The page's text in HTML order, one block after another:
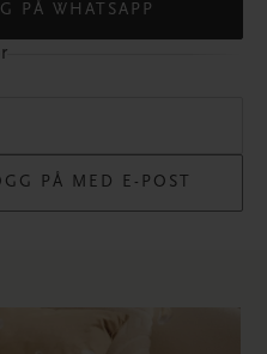
PÅ WHATSAPP
PÅ MED E-POST